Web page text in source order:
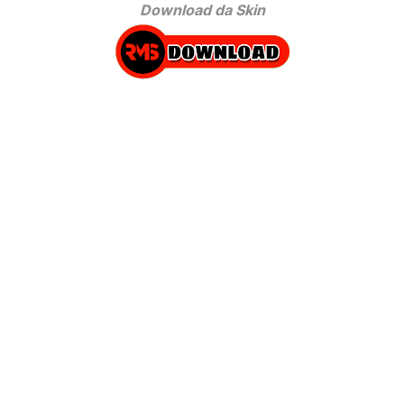
Download da Skin